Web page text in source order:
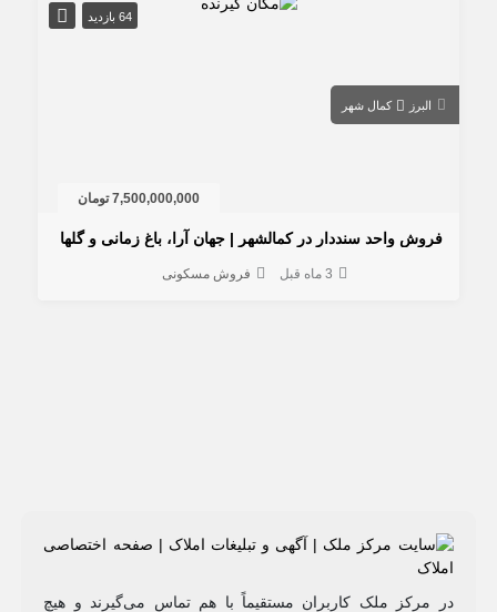
کمال شهر
7,500,000,000 تومان
واحد سنددار در کمالشهر | جهان آرا، باغ زمانی و گلها
فروش مسکونی
مرکز ملک کاربران مستقیماً با هم تماس می‌گیرند و هیچ